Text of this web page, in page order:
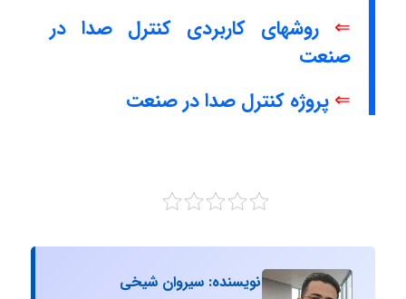
⇐ روشهای کاربردی کنترل صدا در
صنعت
⇐ پروژه کنترل صدا در صنعت
نویسنده: سیروان شیخی